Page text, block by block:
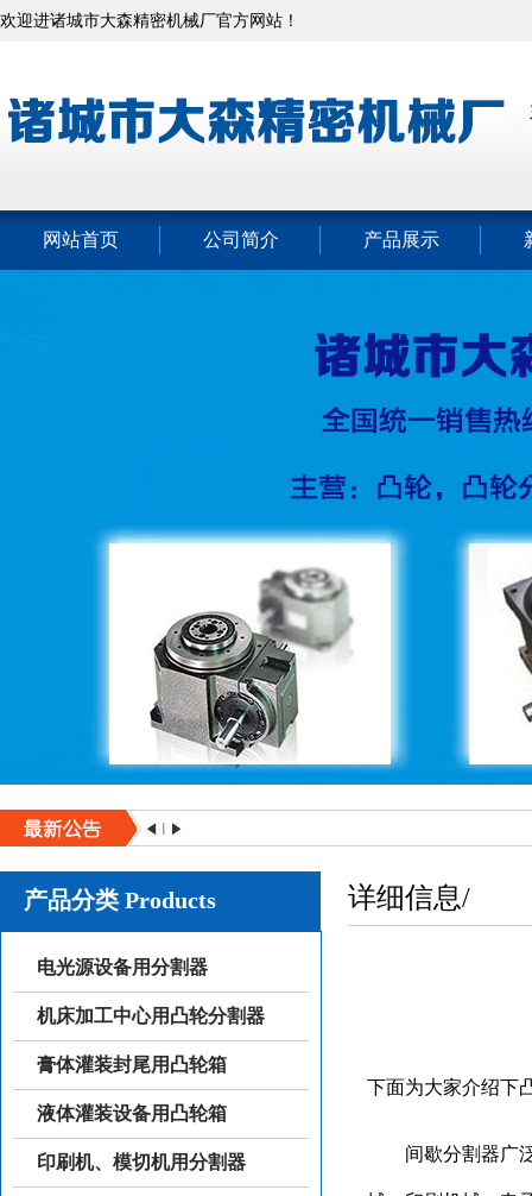
欢迎进诸城市大森精密机械厂官方网站！
网站首页 公司简介 产品展示
产品分类 Products
电光源设备用分割器
机床加工中心用凸轮分割器
膏体灌装封尾用凸轮箱
液体灌装设备用凸轮箱
印刷机、模切机用分割器
详细信息/
下面为大家介绍下
间歇分割器广泛